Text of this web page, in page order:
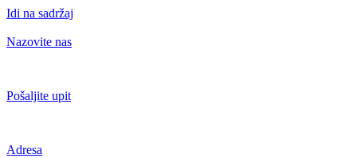
Idi na sadržaj
Nazovite nas
Pošaljite upit
Adresa